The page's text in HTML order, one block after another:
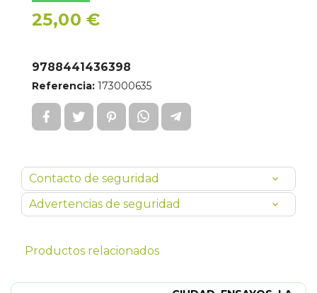
25,00 €
9788441436398
Referencia: 173000635
Contacto de seguridad
Advertencias de seguridad
Productos relacionados